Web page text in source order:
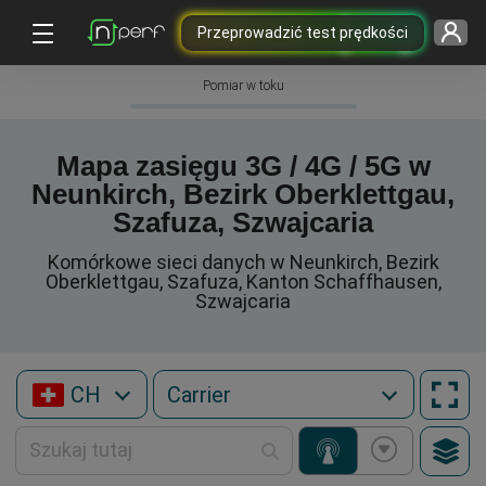
Przeprowadzić test prędkości
Pomiar w toku
Mapa zasięgu 3G / 4G / 5G w
Neunkirch, Bezirk Oberklettgau,
Szafuza, Szwajcaria
Komórkowe sieci danych w Neunkirch, Bezirk
Oberklettgau, Szafuza, Kanton Schaffhausen,
Szwajcaria
CH